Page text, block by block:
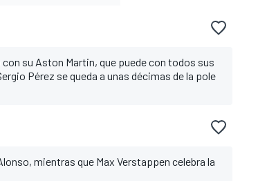
su Aston Martin, que puede con todos sus
Pérez se queda a unas décimas de la pole
mientras que Max Verstappen celebra la